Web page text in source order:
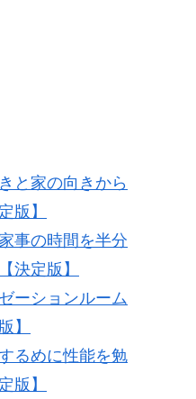
と家の向きから
版】
事の時間を半分
決定版】
ーションルーム
】
るめに性能を勉
版】